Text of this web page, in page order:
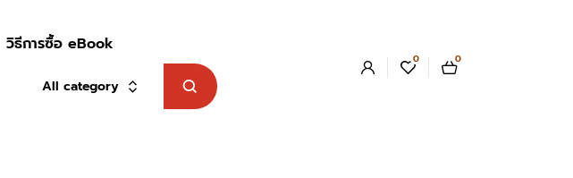
วิธีการซื้อ eBook
All category
0 0